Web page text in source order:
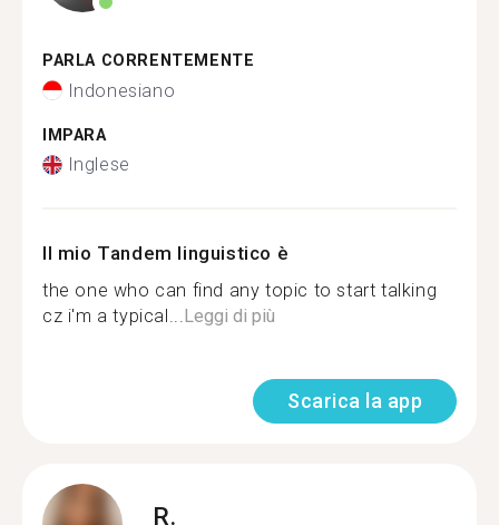
PARLA CORRENTEMENTE
Indonesiano
IMPARA
Inglese
Il mio Tandem linguistico è
the one who can find any topic to start talking
cz i'm a typical...Leggi di più
Scarica la app
R.